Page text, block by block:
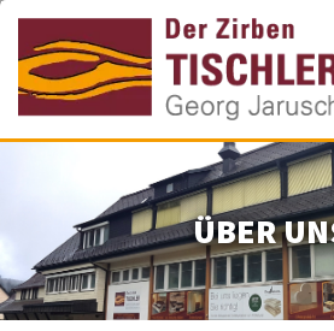
Zum Inhalt springen
ÜBER